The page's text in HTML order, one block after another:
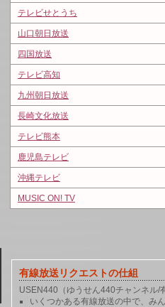
テレビせとうち
山口朝日放送
四国放送
テレビ高知
九州朝日放送
長崎文化放送
テレビ熊本
鹿児島テレビ
沖縄テレビ
MUSIC ON! TV
有線放送リクエストの仕組
USEN440（ゆうせん440チャンネル/
いくつかある有線放送の中で、み